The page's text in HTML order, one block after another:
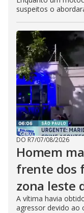
suspeitos o
DO R7/07/08/2026
Homem
frente dos
zona leste
A vítima havia
agressor devido